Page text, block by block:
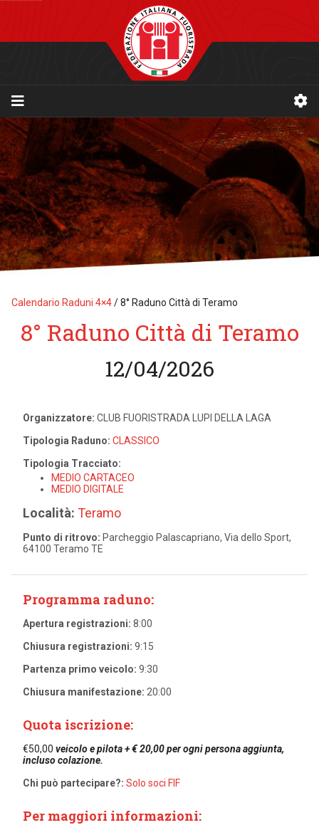
Calendario Raduni 4×4/8° Raduno Città di Teramo
8° Raduno Città di Teramo
12/04/2026
Organizzatore: CLUB FUORISTRADA LUPI DELLA LAGA
Tipologia Raduno: CLASSICO
Tipologia Tracciato:
MEDIO CARTACEO
MEDIO DIGITALE
Località: Teramo
Punto di ritrovo: Parcheggio Palascapriano, Via dello Sport,
64100 Teramo TE
Programma raduno:
Apertura registrazioni: 8:00
Chiusura registrazioni: 9:15
Partenza primo veicolo: 9:30
Chiusura manifestazione: 20:00
Quota iscrizione:
€50,00 veicolo e pilota + € 20,00 per ogni persona aggiunta,
incluso colazione.
Chi può partecipare?: Solo soci FIF
Per maggiori informazioni: